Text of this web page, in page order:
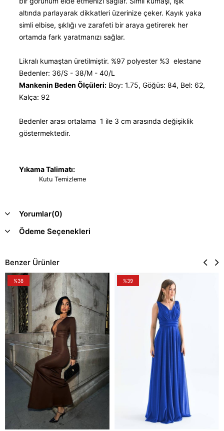
altında parlayarak dikkatleri üzerinize çeker. Kayık yaka
simli elbise, şıklığı ve zarafeti bir araya getirerek her
ortamda fark yaratmanızı sağlar.
Likralı kumaştan üretilmiştir. %97 polyester %3 elestane
Bedenler: 36/S - 38/M - 40/L
Mankenin Beden Ölçüleri: Boy: 1.75, Göğüs: 84, Bel: 62,
Kalça: 92
Bedenler arası ortalama 1 ile 3 cm arasında değişiklik
göstermektedir.
Yıkama Talimatı:
Kutu Temizleme
Yorumlar(0)
Ödeme Seçenekleri
Benzer Ürünler
%38 %39